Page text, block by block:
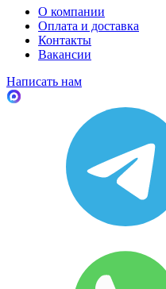
О компании
Оплата и доставка
Контакты
Вакансии
Написать нам